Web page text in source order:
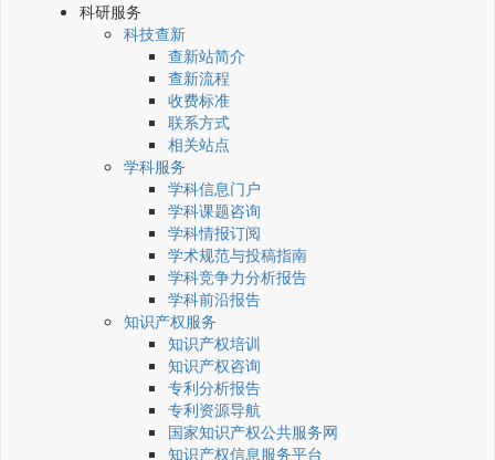
科研服务
科技查新
查新站简介
查新流程
收费标准
联系方式
相关站点
学科服务
学科信息门户
学科课题咨询
学科情报订阅
学术规范与投稿指南
学科竞争力分析报告
学科前沿报告
知识产权服务
知识产权培训
知识产权咨询
专利分析报告
专利资源导航
国家知识产权公共服务网
知识产权信息服务平台